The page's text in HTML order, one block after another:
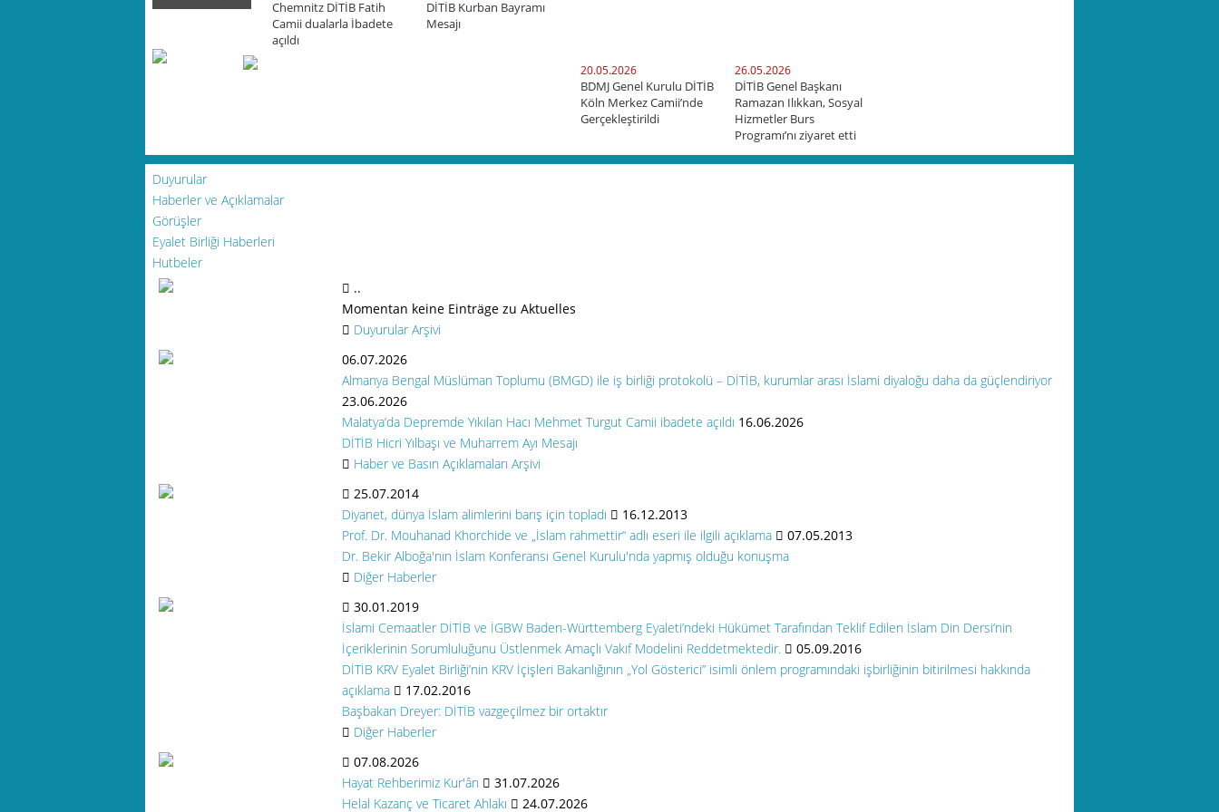
DİTİB Kurban Bayramı
Mesajı
Chemnitz DİTİB Fatih
Camii dualarla İbadete
açıldı
26.05.2026
DİTİB Genel Başkanı
Ramazan Ilıkkan, Sosyal
Hizmetler Burs
Programı’nı ziyaret etti
20.05.2026
BDMJ Genel Kurulu DİTİB
Köln Merkez Camii’nde
Gerçekleştirildi
Duyurular
Haberler ve Açıklamalar
Görüşler
Eyalet Birliği Haberleri
Hutbeler
..
Momentan keine Einträge zu Aktuelles
Duyurular Arşivi
06.07.2026
Almanya Bengal Müslüman Toplumu (BMGD) ile iş birliği protokolü – DİTİB, kurumlar arası İslami diyaloğu daha da güçlendiriyor
23.06.2026
Malatya’da Depremde Yıkılan Hacı Mehmet Turgut Camii ibadete açıldı 16.06.2026
DİTİB Hicri Yılbaşı ve Muharrem Ayı Mesajı
Haber ve Basın Açıklamaları Arşivi
25.07.2014
Diyanet, dünya İslam alimlerini barış için topladı
16.12.2013
Prof. Dr. Mouhanad Khorchide ve „İslam rahmettir“ adlı eseri ile ilgili açıklama
07.05.2013
Dr. Bekir Alboğa'nın İslam Konferansı Genel Kurulu'nda yapmış olduğu konuşma
Diğer Haberler
30.01.2019
İslami Cemaatler DİTİB ve İGBW Baden-Württemberg Eyaleti’ndeki Hükümet Tarafından Teklif Edilen İslam Din Dersi’nin
İçeriklerinin Sorumluluğunu Üstlenmek Amaçlı Vakıf Modelini Reddetmektedir.
05.09.2016
DİTİB KRV Eyalet Birliği’nin KRV İçişleri Bakanlığının „Yol Gösterici” isimli önlem programındaki işbirliğinin bitirilmesi hakkında
açıklama
17.02.2016
Başbakan Dreyer: DİTİB vazgeçilmez bir ortaktır
Diğer Haberler
07.08.2026
Hayat Rehberimiz Kur'ân
31.07.2026
Helal Kazanç ve Ticaret Ahlakı
24.07.2026